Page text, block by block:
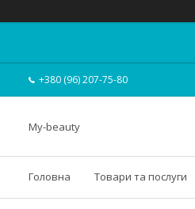
+380 (96) 207-75-80
My-beauty
Головна Товари та послуги